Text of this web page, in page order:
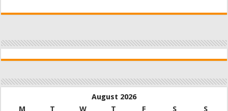
August 2026
M
T W T F S
S